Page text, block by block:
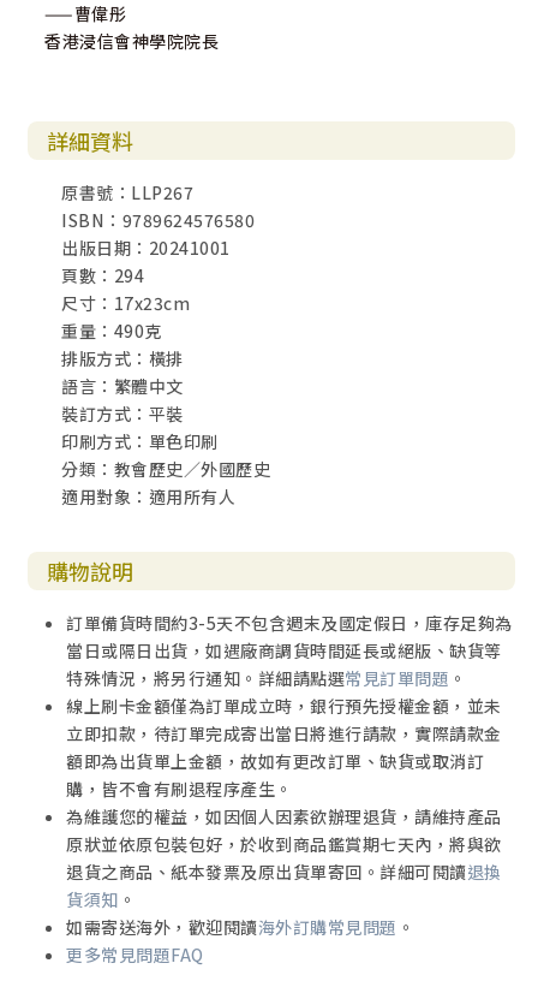
——曹偉彤
香港浸信會神學院院長
詳細資料
原書號：LLP267
ISBN：9789624576580
出版日期：20241001
頁數：294
尺寸：17x23cm
重量：490克
排版方式：橫排
語言：繁體中文
裝訂方式：平裝
印刷方式：單色印刷
分類：教會歷史／外國歷史
適用對象：適用所有人
購物說明
訂單備貨時間約3-5天不包含週末及國定假日，庫存足夠為
當日或隔日出貨，如遇廠商調貨時間延長或絕版、缺貨等
特殊情況，將另行通知。詳細請點選常見訂單問題 。
線上刷卡金額僅為訂單成立時，銀行預先授權金額，並未
立即扣款，待訂單完成寄出當日將進行請款，實際請款金
額即為出貨單上金額，故如有更改訂單、缺貨或取消訂
購，皆不會有刷退程序產生。
為維護您的權益，如因個人因素欲辦理退貨，請維持產品
原狀並依原包裝包好，於收到商品鑑賞期七天內，將與欲
退貨之商品、紙本發票及原出貨單寄回。詳細可閱讀退換
貨須知 。
如需寄送海外，歡迎閱讀海外訂購常見問題 。
更多常見問題FAQ